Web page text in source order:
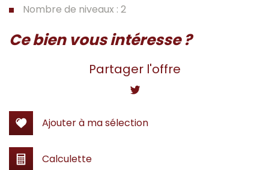
Nombre de niveaux : 2
la ville de clapiers (34830)
ce bien vous intéresse ?
Partager l'offre
Ajouter à ma sélection
Calculette